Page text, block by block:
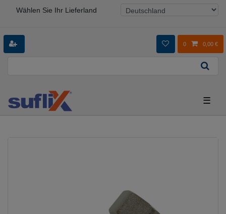
Wählen Sie Ihr Lieferland
0 0,00 €
☰